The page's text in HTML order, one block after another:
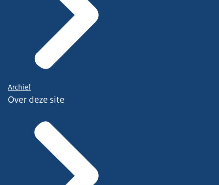
Archief
Over deze site